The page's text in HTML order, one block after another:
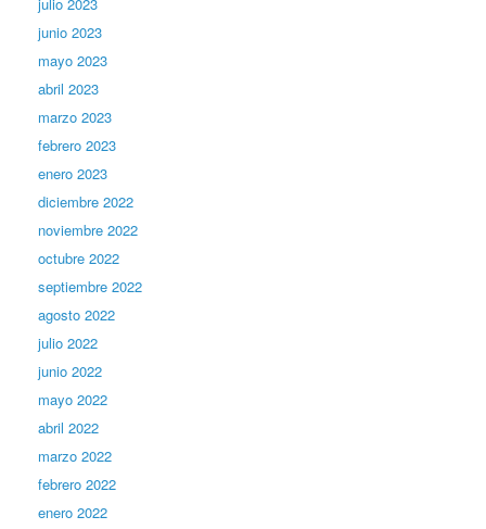
julio 2023
junio 2023
mayo 2023
abril 2023
marzo 2023
febrero 2023
enero 2023
diciembre 2022
noviembre 2022
octubre 2022
septiembre 2022
agosto 2022
julio 2022
junio 2022
mayo 2022
abril 2022
marzo 2022
febrero 2022
enero 2022